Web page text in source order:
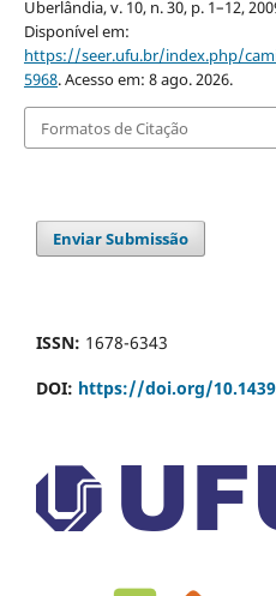
Uberlândia, v. 10, n. 30, p. 1–12,
Disponível em:
https://seer.ufu.br/index.php/
5968. Acesso em: 8 ago. 2026.
Formatos de Citação
Enviar Submissão
ISSN: 1678-6343
DOI: https://doi.org/